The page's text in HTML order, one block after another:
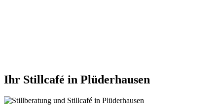
Ihr Stillcafé in Plüderhausen